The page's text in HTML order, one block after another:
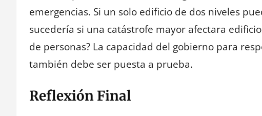
emergencias. Si un solo edificio de dos niveles
sucedería si una catástrofe mayor afectara
de personas? La capacidad del gobierno para
también debe ser puesta a prueba.
Reflexión Final